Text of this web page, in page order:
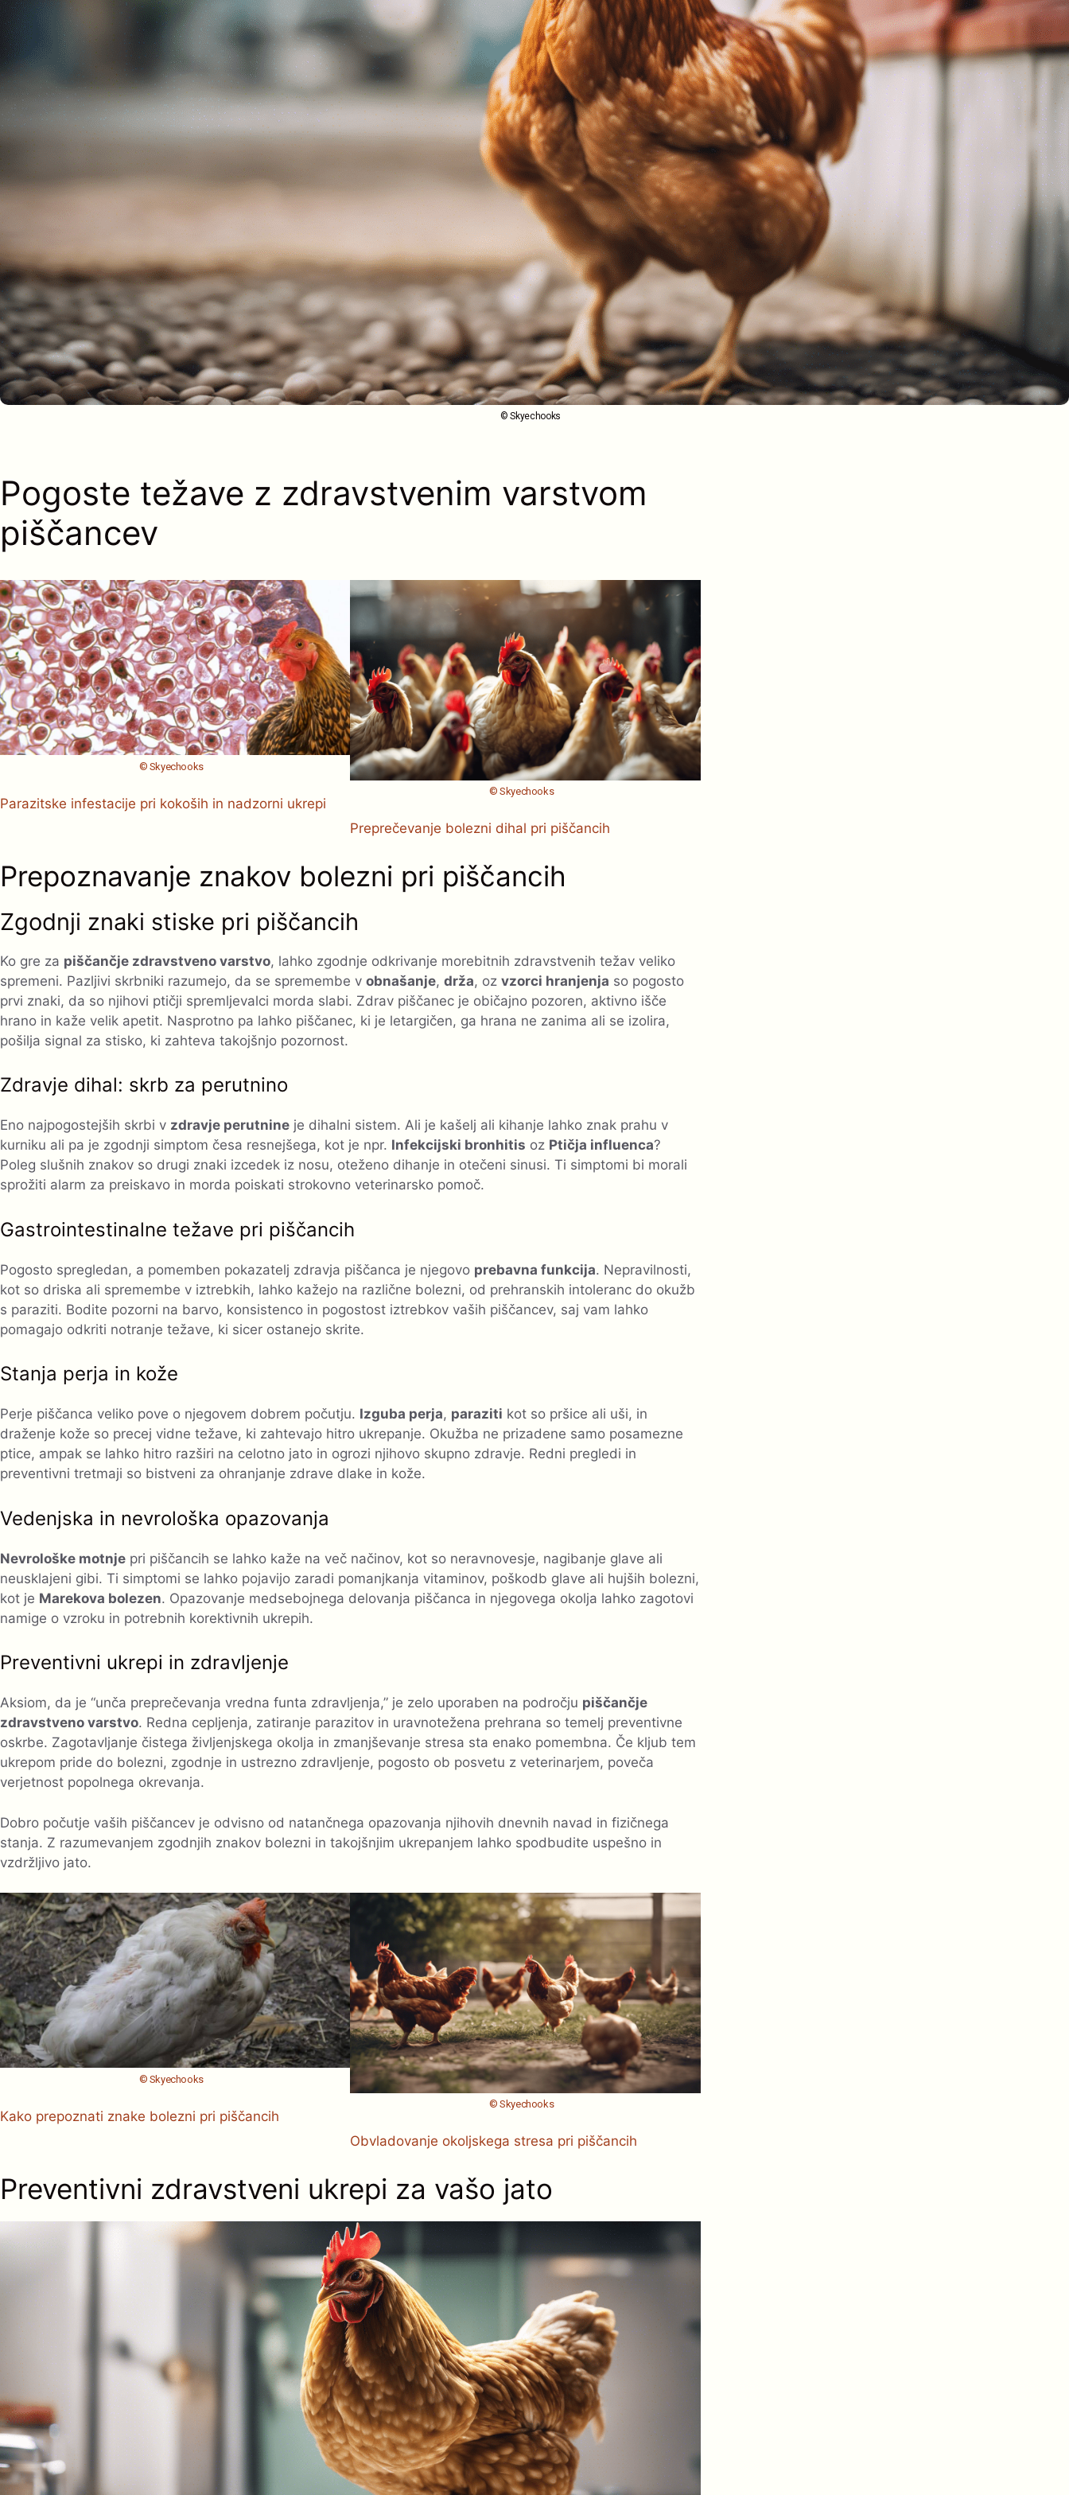
© Skyechooks
Pogoste težave z zdravstvenim varstvom
piščancev
© Skyechooks
Parazitske infestacije pri kokoših in nadzorni ukrepi
© Skyechooks
Preprečevanje bolezni dihal pri piščancih
Prepoznavanje znakov bolezni pri piščancih
Zgodnji znaki stiske pri piščancih
Ko gre za piščančje zdravstveno varstvo, lahko zgodnje odkrivanje morebitnih zdravstvenih težav veliko
spremeni. Pazljivi skrbniki razumejo, da se spremembe v obnašanje, drža, oz vzorci hranjenja so pogosto
prvi znaki, da so njihovi ptičji spremljevalci morda slabi. Zdrav piščanec je običajno pozoren, aktivno išče
hrano in kaže velik apetit. Nasprotno pa lahko piščanec, ki je letargičen, ga hrana ne zanima ali se izolira,
pošilja signal za stisko, ki zahteva takojšnjo pozornost.
Zdravje dihal: skrb za perutnino
Eno najpogostejših skrbi v zdravje perutnine je dihalni sistem. Ali je kašelj ali kihanje lahko znak prahu v
kurniku ali pa je zgodnji simptom česa resnejšega, kot je npr. Infekcijski bronhitis oz Ptičja influenca?
Poleg slušnih znakov so drugi znaki izcedek iz nosu, oteženo dihanje in otečeni sinusi. Ti simptomi bi morali
sprožiti alarm za preiskavo in morda poiskati strokovno veterinarsko pomoč.
Gastrointestinalne težave pri piščancih
Pogosto spregledan, a pomemben pokazatelj zdravja piščanca je njegovo prebavna funkcija. Nepravilnosti,
kot so driska ali spremembe v iztrebkih, lahko kažejo na različne bolezni, od prehranskih intoleranc do okužb
s paraziti. Bodite pozorni na barvo, konsistenco in pogostost iztrebkov vaših piščancev, saj vam lahko
pomagajo odkriti notranje težave, ki sicer ostanejo skrite.
Stanja perja in kože
Perje piščanca veliko pove o njegovem dobrem počutju. Izguba perja, paraziti kot so pršice ali uši, in
draženje kože so precej vidne težave, ki zahtevajo hitro ukrepanje. Okužba ne prizadene samo posamezne
ptice, ampak se lahko hitro razširi na celotno jato in ogrozi njihovo skupno zdravje. Redni pregledi in
preventivni tretmaji so bistveni za ohranjanje zdrave dlake in kože.
Vedenjska in nevrološka opazovanja
Nevrološke motnje pri piščancih se lahko kaže na več načinov, kot so neravnovesje, nagibanje glave ali
neusklajeni gibi. Ti simptomi se lahko pojavijo zaradi pomanjkanja vitaminov, poškodb glave ali hujših bolezni,
kot je Marekova bolezen. Opazovanje medsebojnega delovanja piščanca in njegovega okolja lahko zagotovi
namige o vzroku in potrebnih korektivnih ukrepih.
Preventivni ukrepi in zdravljenje
Aksiom, da je “unča preprečevanja vredna funta zdravljenja,” je zelo uporaben na področju piščančje
zdravstveno varstvo. Redna cepljenja, zatiranje parazitov in uravnotežena prehrana so temelj preventivne
oskrbe. Zagotavljanje čistega življenjskega okolja in zmanjševanje stresa sta enako pomembna. Če kljub tem
ukrepom pride do bolezni, zgodnje in ustrezno zdravljenje, pogosto ob posvetu z veterinarjem, poveča
verjetnost popolnega okrevanja.
Dobro počutje vaših piščancev je odvisno od natančnega opazovanja njihovih dnevnih navad in fizičnega
stanja. Z razumevanjem zgodnjih znakov bolezni in takojšnjim ukrepanjem lahko spodbudite uspešno in
vzdržljivo jato.
© Skyechooks
Kako prepoznati znake bolezni pri piščancih
© Skyechooks
Obvladovanje okoljskega stresa pri piščancih
Preventivni zdravstveni ukrepi za vašo jato